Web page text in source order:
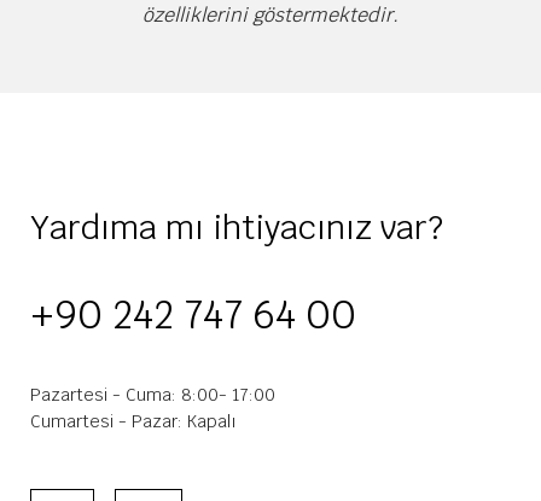
özelliklerini göstermektedir.
Yardıma mı ihtiyacınız var?
+90 242 747 64 00
Pazartesi - Cuma: 8:00- 17:00
Cumartesi - Pazar: Kapalı